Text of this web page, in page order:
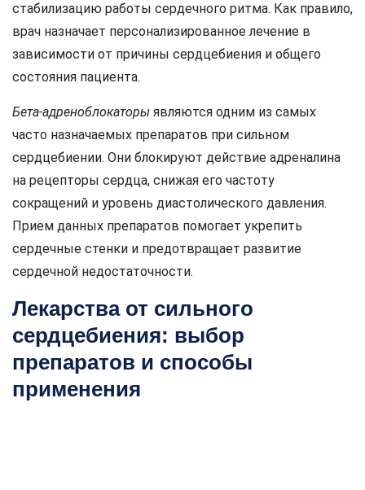
стабилизацию работы сердечного ритма. Как правило,
врач назначает персонализированное лечение в
зависимости от причины сердцебиения и общего
состояния пациента.
Бета-адреноблокаторы являются одним из самых
часто назначаемых препаратов при сильном
сердцебиении. Они блокируют действие адреналина
на рецепторы сердца, снижая его частоту
сокращений и уровень диастолического давления.
Прием данных препаратов помогает укрепить
сердечные стенки и предотвращает развитие
сердечной недостаточности.
Лекарства от сильного
сердцебиения: выбор
препаратов и способы
применения